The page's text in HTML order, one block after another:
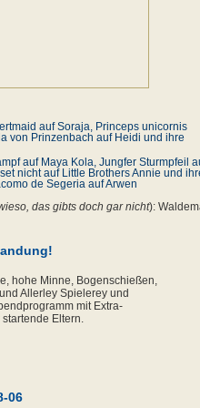
auf Soraja, Princeps unicornis
von Prinzenbach auf Heidi und ihre
auf Maya Kola, Jungfer Sturmpfeil
nicht auf Little Brothers Annie und
de Segeria auf Arwen
das gibts doch gar nicht):
hohe Minne, Bogenschießen,
Allerley Spielerey und
mit Extra-
Eltern.
06